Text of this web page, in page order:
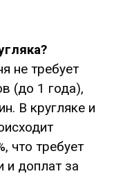
не требует
(до 1 года),
В кругляке и
что требует
и доплат за